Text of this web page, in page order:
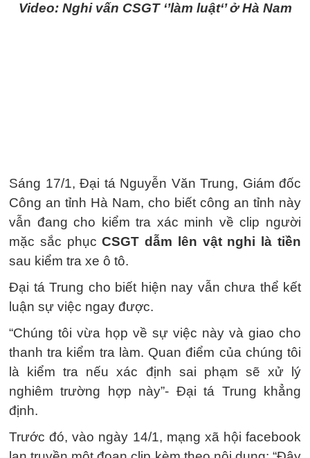
Video: Nghi vấn CSGT ‘’làm luật‘’ ở Hà Nam
Sáng 17/1, Đại tá Nguyễn Văn Trung, Giám đốc
Công an tỉnh Hà Nam, cho biết công an tỉnh này
vẫn đang cho kiểm tra xác minh về clip người
mặc sắc phụcCSGT dẫm lên vật nghi là tiền
sau kiểm tra xe ô tô.
Đại tá Trung cho biết hiện nay vẫn chưa thể kết
luận sự việc ngay được.
“Chúng tôi vừa họp về sự việc này và giao cho
thanh tra kiểm tra làm. Quan điểm của chúng tôi
là kiểm tra nếu xác định sai phạm sẽ xử lý
nghiêm trường hợp này”- Đại tá Trung khẳng
định.
Trước đó, vào ngày 14/1, mạng xã hội facebook